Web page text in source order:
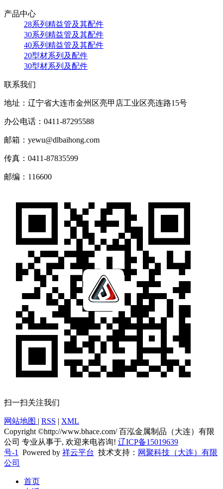
产品中心
28系列精益管及其配件
30系列精益管及其配件
40系列精益管及其配件
20型材系列及配件
30型材系列及配件
联系我们
地址：辽宁省大连市金州区亮甲店工业区亮连路15号
办公电话：0411-87295588
邮箱：yewu@dlbaihong.com
传真：0411-87835599
邮编：116600
扫一扫关注我们
网站地图 | RSS | XML
Copyright ©http://www.bhace.com/ 百泓金属制品（大连）有限
公司 专业从事于, 欢迎来电咨询! 辽ICP备15019639
号-1
Powered by 祥云平台 技术支持： 网聚科技（大连）有限
公司
首页